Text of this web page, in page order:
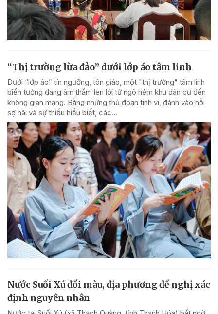
“Thị trường lừa đảo” dưới lớp áo tâm linh
Dưới “lớp áo” tín ngưỡng, tôn giáo, một "thị trường" tâm linh
biến tướng đang âm thầm len lỏi từ ngõ hẻm khu dân cư đến
không gian mạng. Bằng những thủ đoạn tinh vi, đánh vào nỗi
sợ hãi và sự thiếu hiểu biết, các...
Nước Suối Xú đổi màu, địa phương đề nghị xác
định nguyên nhân